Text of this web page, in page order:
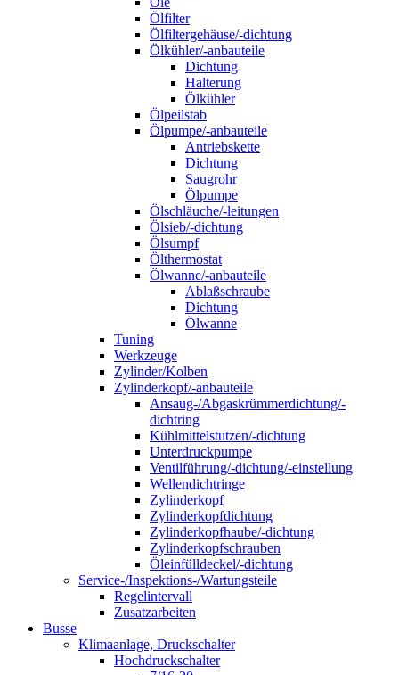
Ölfilter
Ölfiltergehäuse/-dichtung
Ölkühler/-anbauteile
Dichtung
Halterung
Ölkühler
Ölpeilstab
Ölpumpe/-anbauteile
Antriebskette
Dichtung
Saugrohr
Ölpumpe
Ölschläuche/-leitungen
Ölsieb/-dichtung
Ölsumpf
Ölthermostat
Ölwanne/-anbauteile
Ablaßschraube
Dichtung
Ölwanne
Tuning
Werkzeuge
Zylinder/Kolben
Zylinderkopf/-anbauteile
Ansaug-/Abgaskrümmerdichtung/-
dichtring
Kühlmittelstutzen/-dichtung
Unterdruckpumpe
Ventilführung/-dichtung/-einstellung
Wellendichtringe
Zylinderkopf
Zylinderkopfdichtung
Zylinderkopfhaube/-dichtung
Zylinderkopfschrauben
Öleinfülldeckel/-dichtung
Service-/Inspektions-/Wartungsteile
Regelintervall
Zusatzarbeiten
Busse
Klimaanlage, Druckschalter
Hochdruckschalter